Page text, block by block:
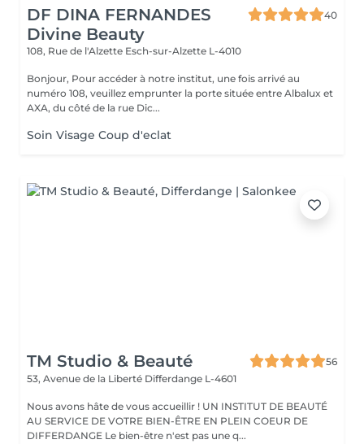
DF DINA FERNANDES
Divine Beauty
40
108, Rue de l'Alzette Esch-sur-Alzette L-4010
Bonjour, Pour accéder à notre institut, une fois arrivé au
numéro 108, veuillez emprunter la porte située entre Albalux et
AXA, du côté de la rue Dic...
Soin Visage Coup d'eclat
TM Studio & Beauté
56
53, Avenue de la Liberté Differdange L-4601
Nous avons hâte de vous accueillir ! UN INSTITUT DE BEAUTÉ
AU SERVICE DE VOTRE BIEN-ÊTRE EN PLEIN COEUR DE
DIFFERDANGE Le bien-être n'est pas une q...